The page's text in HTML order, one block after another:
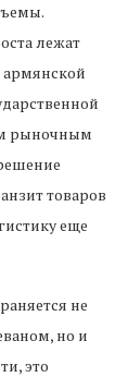
лежат
армянской
рыночным
товаров
еще
не
но и
это